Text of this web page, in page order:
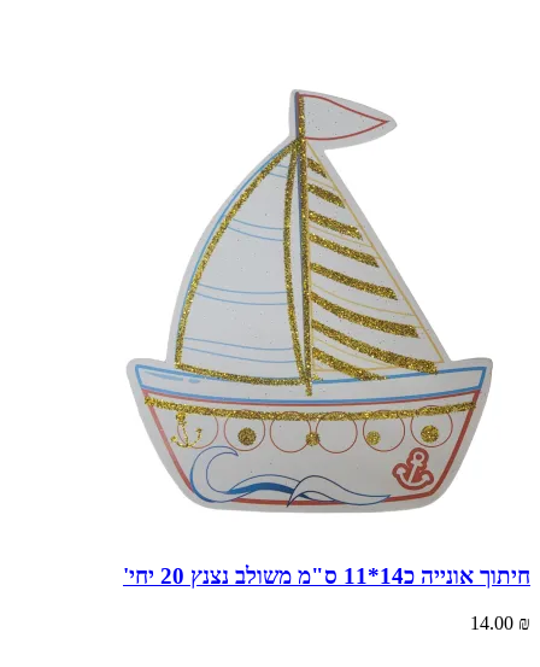
חיתוך אונייה כ14*11 ס"מ משולב נצנץ 20 יחי'
14.00 ₪